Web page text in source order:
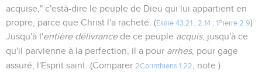
acquise," c'està-dire le peuple de Dieu qui lui appartient en
propre, parce que Christ l'a racheté. (Esaïe 43.21 ; 2.14 ; 1Pierre 2.9)
Jusqu'à l'entière délivrancede ce peuple acquis, jusqu'à ce
qu'il parvienne à la perfection, il a pour arrhes, pour gage
assuré, l'Esprit saint. (Comparer 2Corinthiens 1.22 , note.)